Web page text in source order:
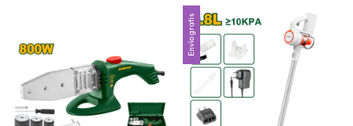
Envío gratis